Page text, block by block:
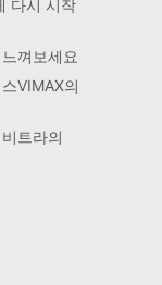
다시 시작
껴보세요
VIMAX의
트라의